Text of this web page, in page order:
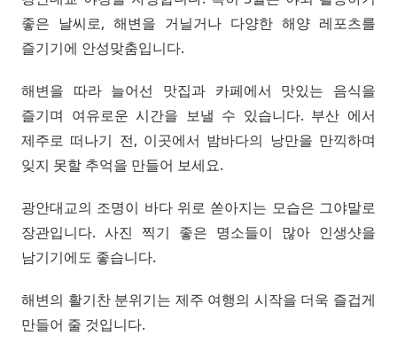
좋은 날씨로, 해변을 거닐거나 다양한 해양 레포츠를
즐기기에 안성맞춤입니다.
해변을 따라 늘어선 맛집과 카페에서 맛있는 음식을
즐기며 여유로운 시간을 보낼 수 있습니다. 부산 에서
제주로 떠나기 전, 이곳에서 밤바다의 낭만을 만끽하며
잊지 못할 추억을 만들어 보세요.
광안대교의 조명이 바다 위로 쏟아지는 모습은 그야말로
장관입니다. 사진 찍기 좋은 명소들이 많아 인생샷을
남기기에도 좋습니다.
해변의 활기찬 분위기는 제주 여행의 시작을 더욱 즐겁게
만들어 줄 것입니다.